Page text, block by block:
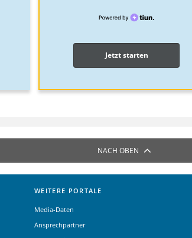
Jetzt starten
NACH OBEN
WEITERE PORTALE
Media-Daten
Ansprechpartner